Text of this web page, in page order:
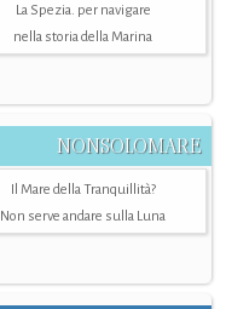
La Spezia. per navigare
nella storia della Marina
NONSOLOMARE
Il Mare della Tranquillità?
Non serve andare sulla Luna